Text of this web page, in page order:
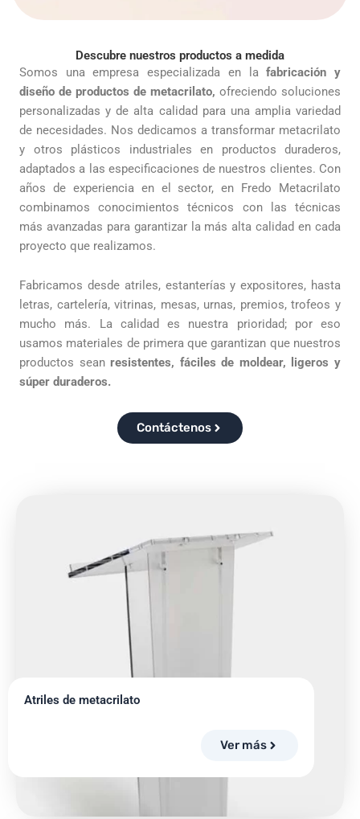
Descubre nuestros productos a medida
Somos una empresa especializada en lafabricación y
diseño de productos de metacrilato, ofreciendo soluciones
personalizadas y de alta calidad para una amplia variedad
de necesidades. Nos dedicamos a transformar metacrilato
y otros plásticos industriales en productos duraderos,
adaptados a las especificaciones de nuestros clientes. Con
años de experiencia en el sector, en Fredo Metacrilato
combinamos conocimientos técnicos con las técnicas
más avanzadas para garantizar la más alta calidad en cada
proyecto que realizamos.
Fabricamos desde atriles, estanterías y expositores, hasta
letras, cartelería, vitrinas, mesas, urnas, premios, trofeos y
mucho más. La calidad es nuestra prioridad; por eso
usamos materiales de primera que garantizan que nuestros
productos seanresistentes, fáciles de moldear, ligeros y
súper duraderos.
Contáctenos
Atriles de metacrilato
Ver más